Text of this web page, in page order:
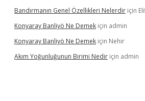
Bandırmanın Genel Özellikleri Nelerdir için
Konyaray Banliyö Ne Demek için admin
Konyaray Banliyö Ne Demek için Nehir
Akım Yoğunluğunun Birimi Nedir için admin